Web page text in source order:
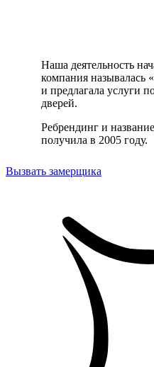
Наша деятельность
компания называлась
и предлагала услуги
дверей.
Ребрендинг и
получила в 2005 году.
Вызвать замерщика